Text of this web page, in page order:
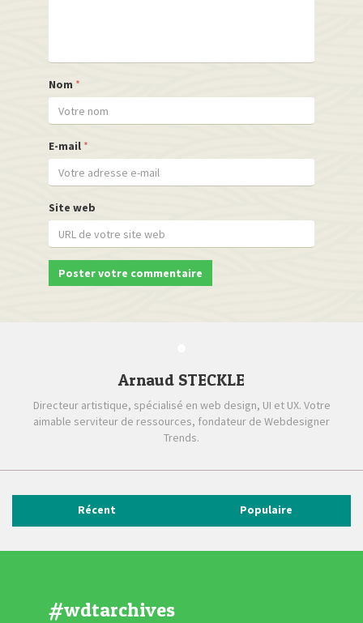
Nom *
E-mail *
Site web
Arnaud STECKLE
Directeur artistique, spécialisé en web design, UI et UX. Votre
aimable serviteur de ressources, fondateur de Webdesigner
Trends.
Récent Populaire
#wdtarchives